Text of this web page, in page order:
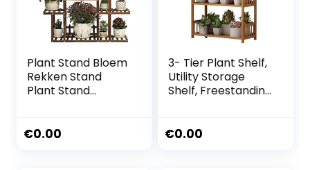
Plant Stand Bloem
Rekken Stand
Plant Stand
Ingemaakte Rack
€0.00
3- Tier Plant Shelf,
Utility Storage
Shelf, Freestanding
Plant Display
€0.00